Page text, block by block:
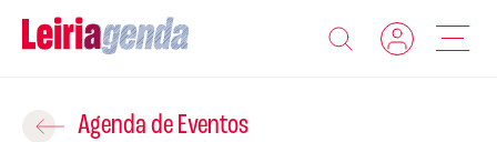
Agenda
Agenda de Eventos
Adicionar ao Roteiro